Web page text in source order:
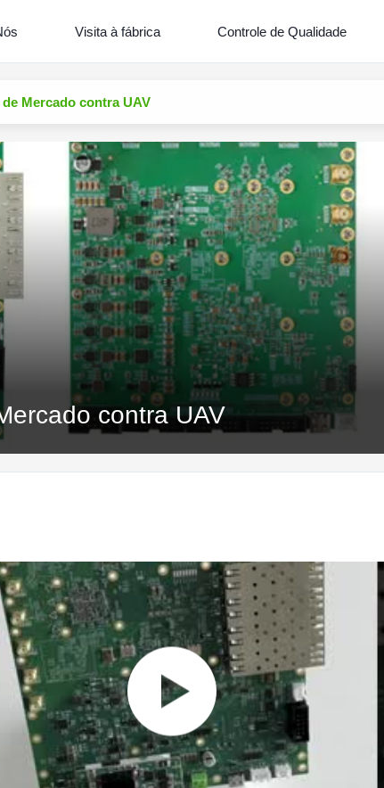
Visita à fábrica Controle de Qualidade
Mercado contra UAV
contra UAV